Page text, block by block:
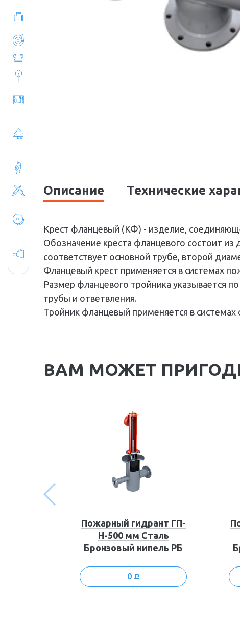
Стволы пожарные
пожаротушения
Водопенное
оборудование
Описание Технические
Крест фланцевый (КФ) - изделие,
Обозначение креста фланцевого состоит
соответствует основной трубе, второй
Фланцевый крест применяется в системах
Размер фланцевого тройника указывается
трубы и ответвления.
Тройник фланцевый применяется в
ВАМ МОЖЕТ
Пожарный гидрант ГП-
Н-500 мм Сталь
Бронзовый нипель РБ
0 c